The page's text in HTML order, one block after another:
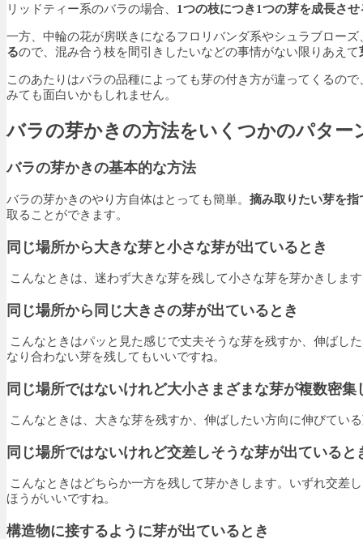
リッドティー系のバラの場合、 1つの枝につき1つの芽を成長さ
一方、中輪の花が房咲きになるフロリバンダ系やシュラブロー
るので、混み合う枝を間引きしたいなどの事情がない限りあえて
このあたりはバラの品種によっても芽の付き方が違ってくるの
みても面白いかもしれません。
バラの芽かきの方法をいくつかのパター
バラの芽かきの基本的な方法
バラの芽かきのやり方自体はとっても簡単。 摘み取りたい芽を
取ることができます。
同じ場所から大きな芽と小さな芽が出ているとき
こんなときは、迷わず大きな芽を残して小さな芽を芽かきしま
同じ場所から同じ大きさの芽が出ているとき
こんなときはパッと見た感じで丈夫そうな芽を残すか、伸ばし
なり合わない芽を残してもいいですね。
同じ場所ではないけれど大小さまざまな芽が複数密集
こんなときは、大きな芽を残すか、伸ばしたい方向に伸びてい
同じ場所ではないけれど交差しそうな芽が出ていると
こんなときはどちらか一方を残して芽かきします。いずれ交差
ほうがいいですね。
構造物に接するように芽が出ているとき